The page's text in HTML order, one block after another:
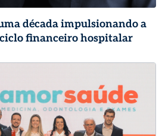
década impulsionando a
financeiro hospitalar